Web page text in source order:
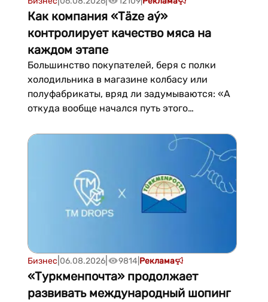
Как компания «Тäze aý»
контролирует качество мяса на
каждом этапе
Большинство покупателей, беря с полки
холодильника в магазине колбасу или
полуфабрикаты, вряд ли задумываются: «А
откуда вообще начался путь этого
удивляет — он начинается не в
производственном цехе и не с упаковки, а с
пастбища, скотного двора и ветеринарного
осмотра. Именно так организовано
производство в туркменской компан...
Бизнес 06.08.2026| 9814 Реклама
«Туркменпочта» продолжает
развивать международный шопинг